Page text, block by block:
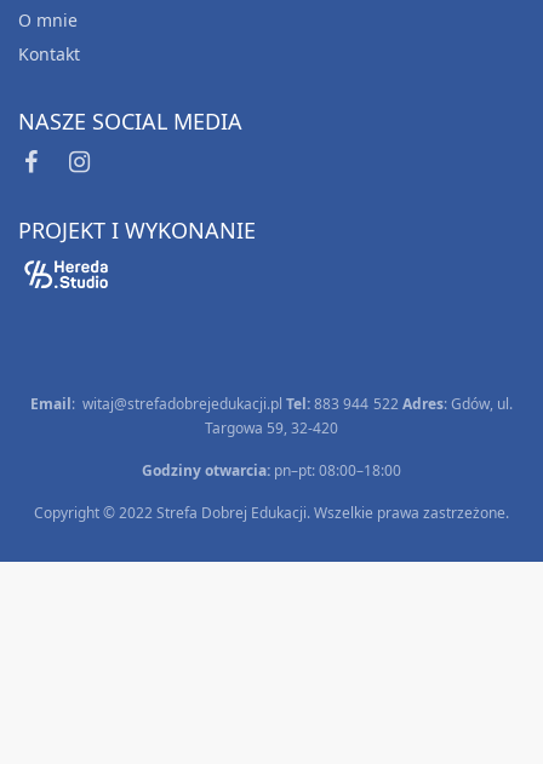
O mnie
Kontakt
NASZE SOCIAL MEDIA
PROJEKT I WYKONANIE
Email:witaj@strefadobrejedukacji.pl Tel: 883 944 522 Adres: Gdów, ul.
Targowa 59, 32-420
Godziny otwarcia:pn–pt: 08:00–18:00
Copyright © 2022 Strefa Dobrej Edukacji. Wszelkie prawa zastrzeżone.